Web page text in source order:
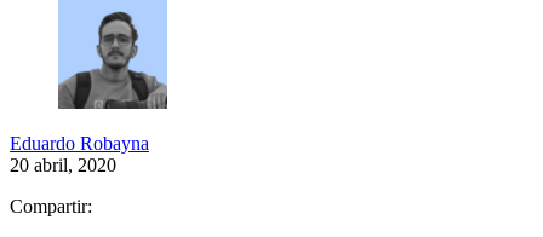
Eduardo Robayna
20 abril, 2020
Compartir: